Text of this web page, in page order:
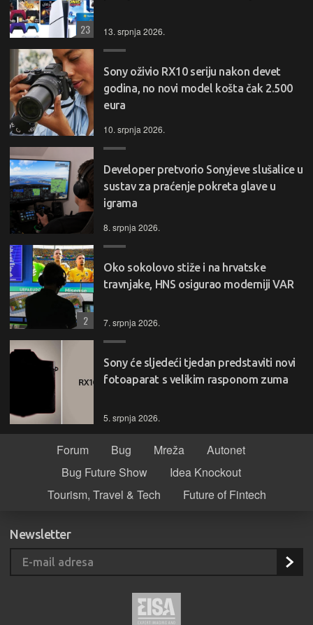
13. srpnja 2026.
23
Sony oživio RX10 seriju nakon devet
godina, no novi model košta čak 2.500
eura
10. srpnja 2026.
Developer pretvorio Sonyjeve slušalice u
sustav za praćenje pokreta glave u
igrama
8. srpnja 2026.
Oko sokolovo stiže i na hrvatske
travnjake, HNS osigurao moderniji VAR
7. srpnja 2026.
2
Sony će sljedeći tjedan predstaviti novi
fotoaparat s velikim rasponom zuma
5. srpnja 2026.
Forum Bug Mreža
Autonet
Bug Future Show
Idea Knockout
Tourism, Travel & Tech
Future of Fintech
Newsletter